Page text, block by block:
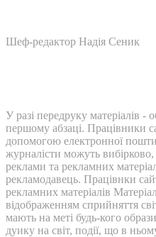
Шеф-редактор Надія Сеник
У разі передруку матеріалів -
першому абзаці. Працівники
допомогою електронної
журналісти можуть вибірково,
реклами та рекламних
рекламодавець. Працівнки
рекламних матеріалів
відображенням сприйняття
мають на меті будь-кого
дуику на світ, події, що в